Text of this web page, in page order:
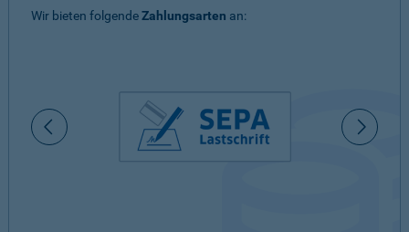
Wir bieten folgendeZahlungsarten an: